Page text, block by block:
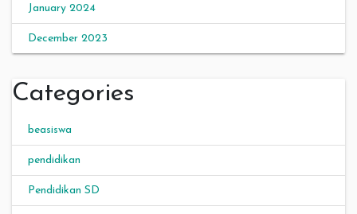
January 2024
December 2023
Categories
beasiswa
pendidikan
Pendidikan SD